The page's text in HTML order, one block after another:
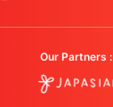
Our Partners :